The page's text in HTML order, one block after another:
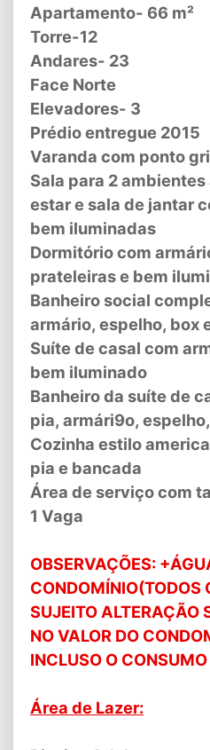
Apartamento- 66 m²
Torre-12
Andares- 23
Face Norte
Elevadores- 3
Prédio entregue 2015
Varanda com ponto
Sala para 2
estar e sala de jantar
bem iluminadas
Dormitório com
prateleiras e bem
Banheiro social
armário, espelho, box
Suíte de casal com
bem iluminado
Banheiro da suíte de
pia, armári9o,
Cozinha estilo
pia e bancada
Área de serviço com
1 Vaga
OBSERVAÇÕES:
CONDOMÍNIO(TODOS
SUJEITO ALTERAÇÃO
NO VALOR DO
INCLUSO O
Área de Lazer: